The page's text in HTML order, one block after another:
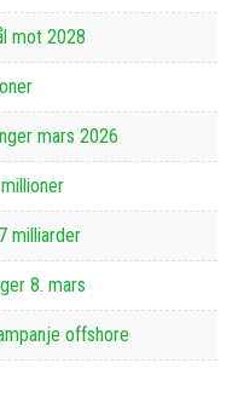
mot 2028
mars 2026
milliarder
8. mars
offshore